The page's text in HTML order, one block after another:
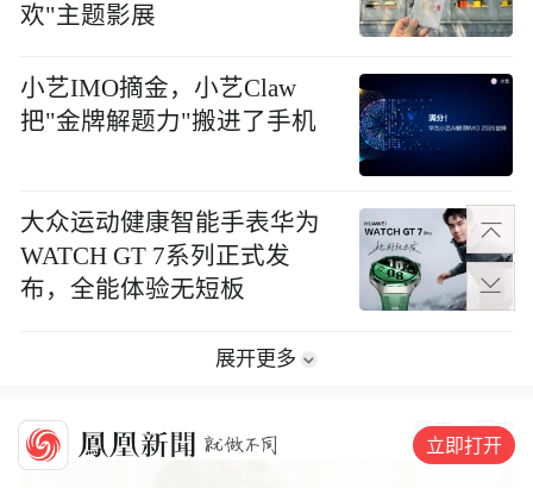
欢"主题影展
小艺IMO摘金，小艺Claw
把"金牌解题力"搬进了手机
大众运动健康智能手表华为
WATCH GT 7系列正式发
布，全能体验无短板
展开更多
历史 趣史 军史
立即打开